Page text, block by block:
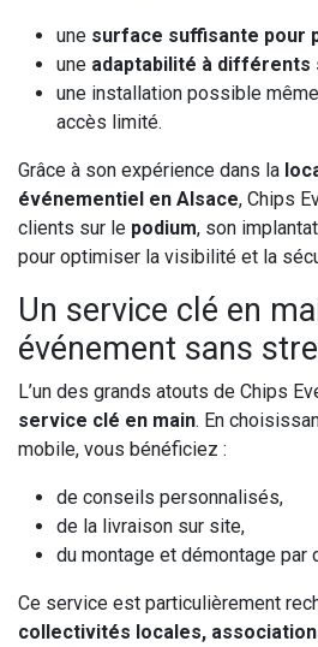
une surface suffisante pour
une adaptabilité à différents
une installation possible
accès limité.
Grâce à son expérience dans la
événementiel en Alsace, Chips
clients sur le podium, son
pour optimiser la visibilité et la
Un service clé en
événement sans
L’un des grands atouts de Chips
service clé en main. En
mobile, vous bénéficiez :
de conseils personnalisés,
de la livraison sur site,
du montage et démontage
Ce service est particulièrement
collectivités locales,